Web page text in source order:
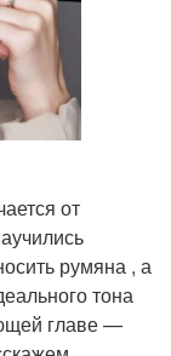
от
румяна , а
тона
главе —